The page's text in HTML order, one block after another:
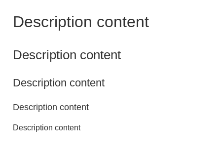
Description content
Description content
Description content
Description content
Description content